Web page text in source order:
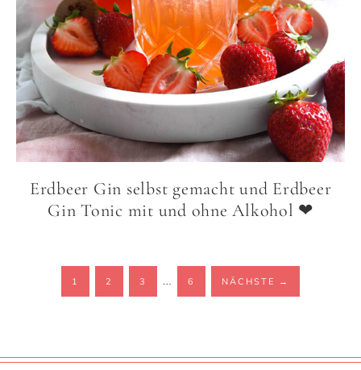
Erdbeer Gin selbst gemacht und Erdbeer
Gin Tonic mit und ohne Alkohol ❤
1 2 3 … 6 NÄCHSTE →